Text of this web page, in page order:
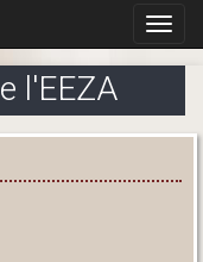
l'EEZA